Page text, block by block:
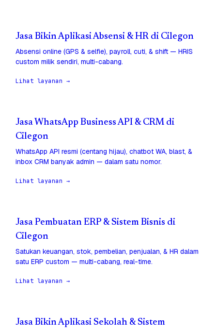
Jasa Bikin Aplikasi Absensi & HR di Cilegon
Absensi online (GPS & selfie), payroll, cuti, & shift — HRIS
custom milik sendiri, multi-cabang.
Lihat layanan →
Jasa WhatsApp Business API & CRM di
Cilegon
WhatsApp API resmi (centang hijau), chatbot WA, blast, &
inbox CRM banyak admin — dalam satu nomor.
Lihat layanan →
Jasa Pembuatan ERP & Sistem Bisnis di
Cilegon
Satukan keuangan, stok, pembelian, penjualan, & HR dalam
satu ERP custom — multi-cabang, real-time.
Lihat layanan →
Jasa Bikin Aplikasi Sekolah & Sistem